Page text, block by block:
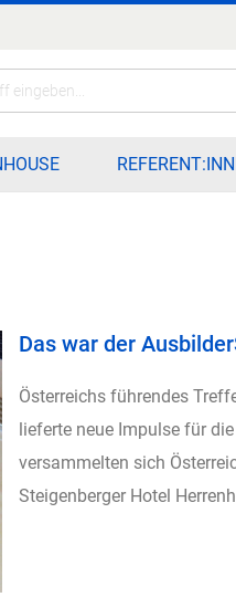
Das war der
Österreichs führendes
lieferte neue Impulse für
versammelten sich
Steigenberger Hotel